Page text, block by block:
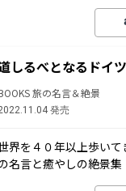
しるべとなるドイ
旅の名言＆絶景
発売
界を４０年以上歩い
名言と癒やしの絶景集